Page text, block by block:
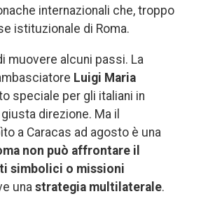
internazionali che, troppo
istituzionale di Roma.
muovere alcuni passi. La
Luigi Maria
speciale per gli italiani in
direzione. Ma il
a Caracas ad agosto è una
non può affrontare il
simbolici o missioni
una strategia multilaterale.